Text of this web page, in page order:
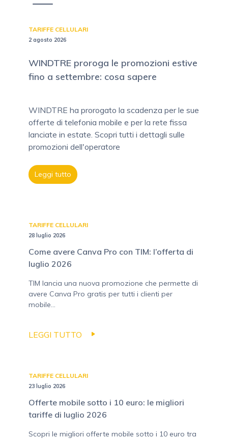
TARIFFE CELLULARI
2 agosto 2026
WINDTRE proroga le promozioni estive
fino a settembre: cosa sapere
WINDTRE ha prorogato la scadenza per le sue
offerte di telefonia mobile e per la rete fissa
lanciate in estate. Scopri tutti i dettagli sulle
promozioni dell'operatore
Leggi tutto
TARIFFE CELLULARI
28 luglio 2026
Come avere Canva Pro con TIM: l’offerta di
luglio 2026
TIM lancia una nuova promozione che permette di
avere Canva Pro gratis per tutti i clienti per
mobile...
LEGGI TUTTO
TARIFFE CELLULARI
23 luglio 2026
Offerte mobile sotto i 10 euro: le migliori
tariffe di luglio 2026
Scopri le migliori offerte mobile sotto i 10 euro tra